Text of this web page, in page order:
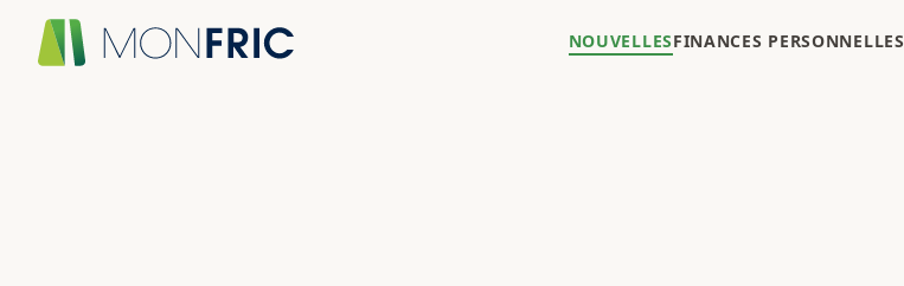
NOUVELLESFINANCES PERSONNELLES